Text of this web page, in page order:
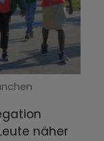
näher